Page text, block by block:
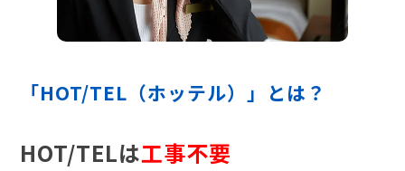
「HOT/TEL（ホッテル）」とは？
HOT/TELは工事不要